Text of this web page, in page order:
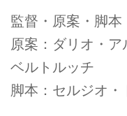
監督・原案・脚
原案：ダリオ・ア
ベルトルッチ
脚本：セルジオ・